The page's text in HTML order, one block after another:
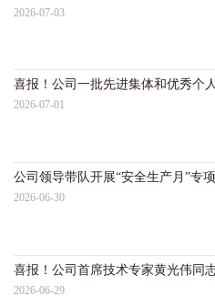
2026-07-03
喜报！公司一批先进集体和优秀个
2026-07-01
公司领导带队开展“安全生产月”专
2026-06-30
喜报！公司首席技术专家黄光伟同
2026-06-29